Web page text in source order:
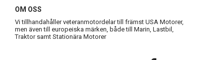
OM OSS
Vi tillhandahåller veteranmotordelar till främst USA Motorer,
men även till europeiska märken, både till Marin, Lastbil,
Traktor samt Stationära Motorer